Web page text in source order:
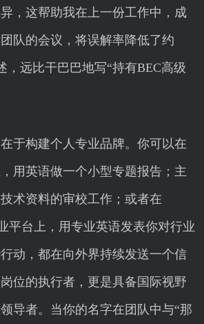
，这帮助我在上一份工作中，成
队的会议，将误解率降低了约
，远比干巴巴地写“持有BEC高级
于构建个人专业品牌。你可以在
用英语做一个小型专题报告；主
术资料的审校工作；或者在
平台上，用专业英语发表你对行业
动，都在向外界持续发送一个信
位的执行者，更是具备国际视野
导者。当你的名字在团队中与“那